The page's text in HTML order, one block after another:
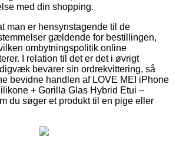
med din shopping.
man er hensynstagende til de
gældende for bestillingen,
ombytningspolitik online
I relation til det er det i øvrigt
bevarer sin ordrekvittering, så
bevidne handlen af LOVE MEI iPhone
+ Gorilla Glas Hybrid Etui –
du søger et produkt til en pige eller